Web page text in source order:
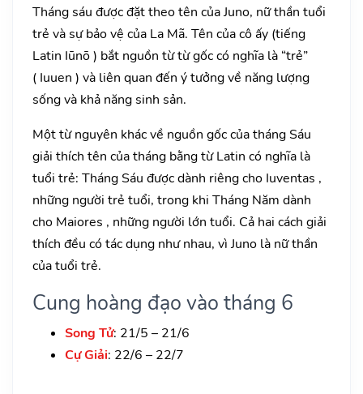
Tháng sáu được đặt theo tên của Juno, nữ thần tuổi
trẻ và sự bảo vệ của La Mã. Tên của cô ấy (tiếng
Latin Iūnō ) bắt nguồn từ từ gốc có nghĩa là “trẻ”
( Iuuen ) và liên quan đến ý tưởng về năng lượng
sống và khả năng sinh sản.
Một từ nguyên khác về nguồn gốc của tháng Sáu
giải thích tên của tháng bằng từ Latin có nghĩa là
tuổi trẻ: Tháng Sáu được dành riêng cho Iuventas ,
những người trẻ tuổi, trong khi Tháng Năm dành
cho Maiores , những người lớn tuổi. Cả hai cách giải
thích đều có tác dụng như nhau, vì Juno là nữ thần
của tuổi trẻ.
Cung hoàng đạo vào tháng 6
Song Tử: 21/5 – 21/6
Cự Giải: 22/6 – 22/7